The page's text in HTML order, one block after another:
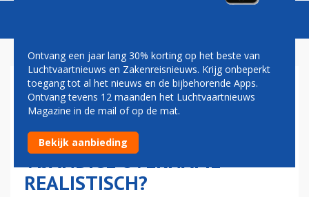
RUZIE ELON MUSK EN
RYANAIR-BAAS NADERT
KOOKPUNT: IS EEN
VIJANDIGE OVERNAME
REALISTISCH?
Ontvang een jaar lang 30% korting op het beste van
Luchtvaartnieuws en Zakenreisnieuws. Krijg onbeperkt
toegang tot al het nieuws en de bijbehorende Apps.
Ontvang tevens 12 maanden het Luchtvaartnieuws
Magazine in de mail of op de mat.
Bekijk aanbieding